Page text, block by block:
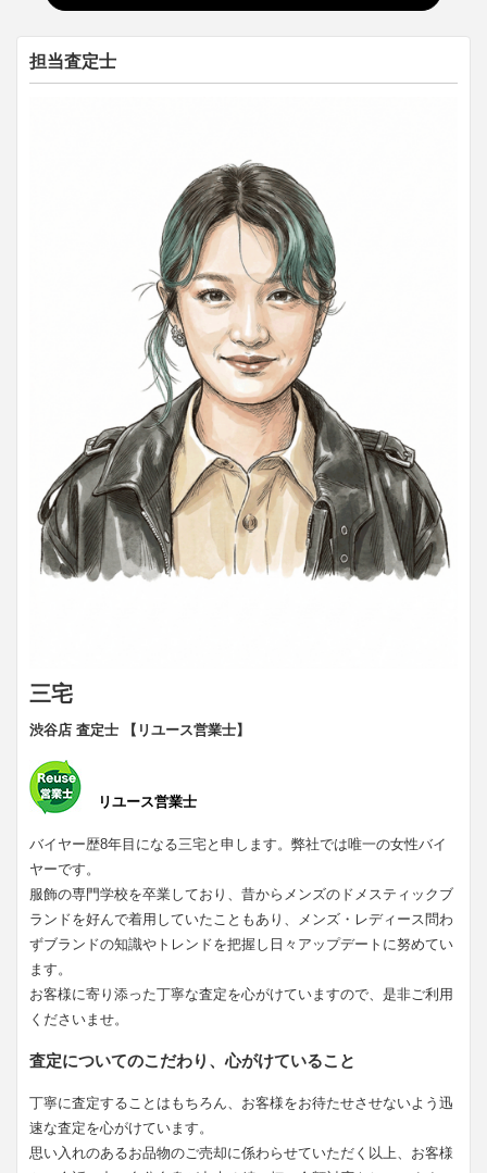
担当査定士
三宅
渋谷店 査定士 【リユース営業士】
リユース営業士
バイヤー歴8年目になる三宅と申します。弊社では唯一の女性バイ
ヤーです。
服飾の専門学校を卒業しており、昔からメンズのドメスティックブ
ランドを好んで着用していたこともあり、メンズ・レディース問わ
ずブランドの知識やトレンドを把握し日々アップデートに努めてい
ます。
お客様に寄り添った丁寧な査定を心がけていますので、是非ご利用
くださいませ。
査定についてのこだわり、心がけていること
丁寧に査定することはもちろん、お客様をお待たせさせないよう迅
速な査定を心がけています。
思い入れのあるお品物のご売却に係わらせていただく以上、お客様